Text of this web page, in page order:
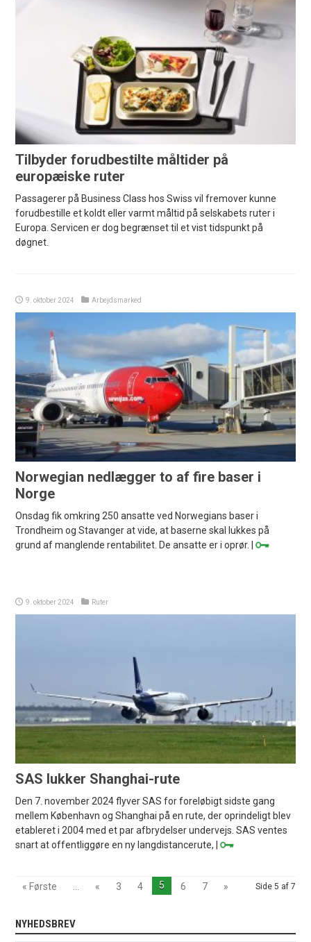
Tilbyder forudbestilte måltider på
europæiske ruter
Passagerer på Business Class hos Swiss vil fremover kunne
forudbestille et koldt eller varmt måltid på selskabets ruter i
Europa. Servicen er dog begrænset til et vist tidspunkt på
døgnet.
9. oktober 2024 Arbejdsmarked
Norwegian nedlægger to af fire baser i
Norge
Onsdag fik omkring 250 ansatte ved Norwegians baser i
Trondheim og Stavanger at vide, at baserne skal lukkes på
grund af manglende rentabilitet. De ansatte er i oprør. |
9. oktober 2024 Ruter
SAS lukker Shanghai-rute
Den 7. november 2024 flyver SAS for foreløbigt sidste gang
mellem København og Shanghai på en rute, der oprindeligt blev
etableret i 2004 med et par afbrydelser undervejs. SAS ventes
snart at offentliggøre en ny langdistancerute, |
Side 5 af 7
« Første « 3 4 5 6 7 »
NYHEDSBREV